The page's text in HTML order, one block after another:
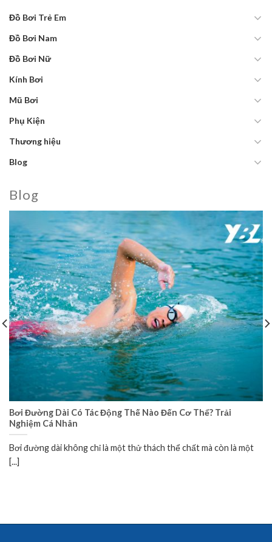
Đồ Bơi Trẻ Em
Đồ Bơi Nam
Đồ Bơi Nữ
Kính Bơi
Mũ Bơi
Phụ Kiện
Thương hiệu
Blog
Blog
Bơi Đường Dài Có Tác Động Thế Nào Đến Cơ Thể? Trải
Nghiệm Cá Nhân
Bơi đường dài không chỉ là một thử thách thể chất mà còn là một
[...]